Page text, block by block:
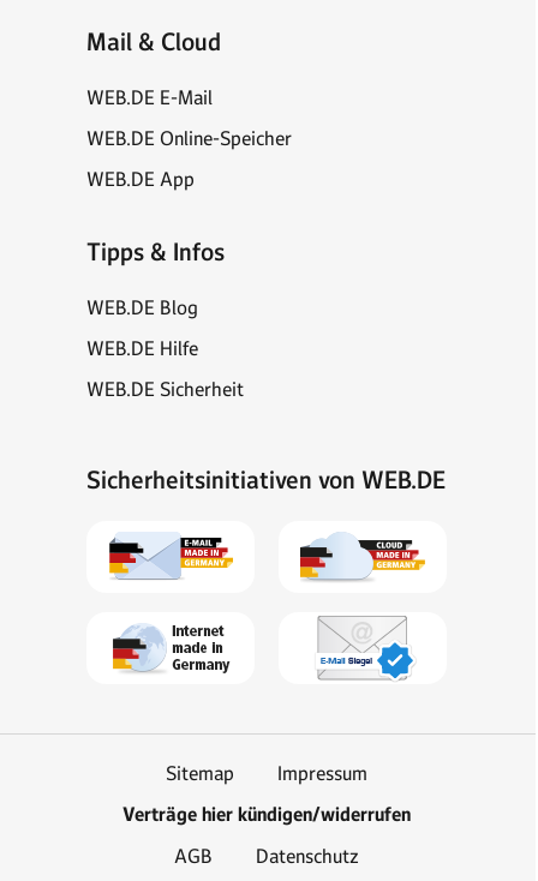
Mail & Cloud
WEB.DE E-Mail
WEB.DE Online-Speicher
WEB.DE App
Tipps & Infos
WEB.DE Blog
WEB.DE Hilfe
WEB.DE Sicherheit
Sicherheitsinitiativen von WEB.DE
Sitemap Impressum
Verträge hier kündigen/widerrufen
AGB Datenschutz